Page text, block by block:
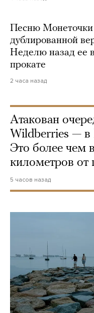
Песню Монеточки
дублированной
Неделю назад ее
прокате
2 часа назад
Атакован
Wildberries — в
Это более чем
километров от
5 часов назад